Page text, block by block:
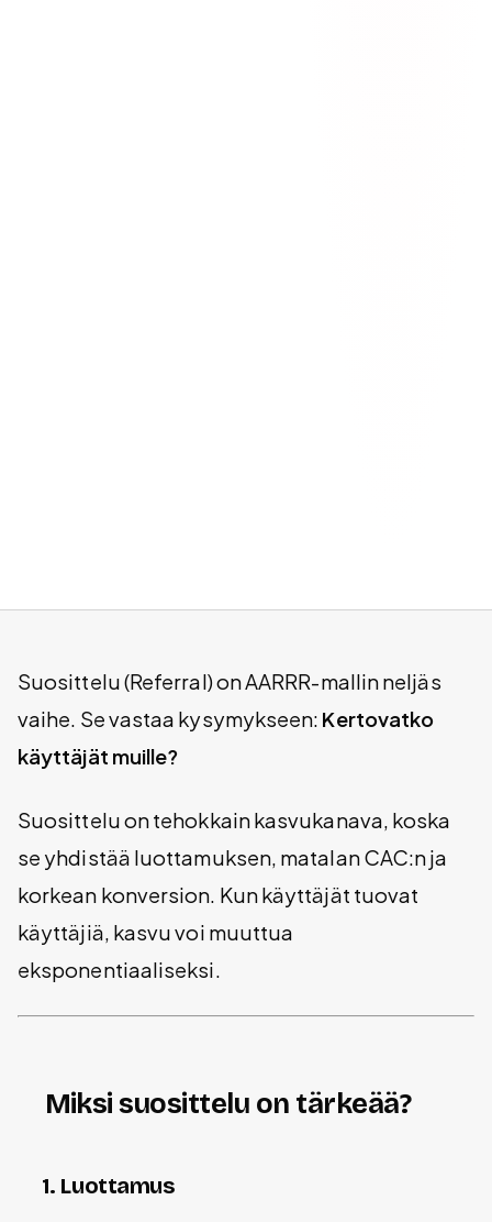
Suosittelu (Referral) on AARRR-mallin neljäs
vaihe. Se vastaa kysymykseen: Kertovatko
käyttäjät muille?
Suosittelu on tehokkain kasvukanava, koska
se yhdistää luottamuksen, matalan CAC:n ja
korkean konversion. Kun käyttäjät tuovat
käyttäjiä, kasvu voi muuttua
eksponentiaaliseksi.
Miksi suosittelu on tärkeää?
1. Luottamus